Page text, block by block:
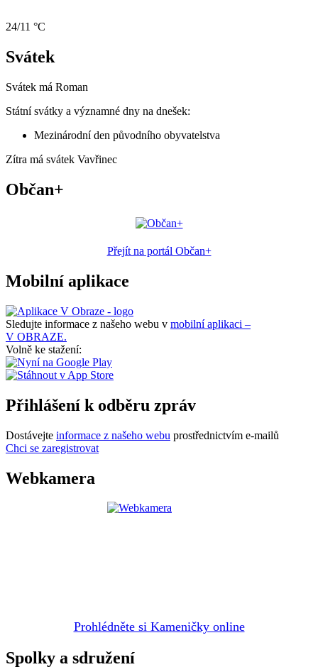
24/11 °C
Svátek
Svátek má Roman
Státní svátky a významné dny na dnešek:
Mezinárodní den původního obyvatelstva
Zítra má svátek Vavřinec
Občan+
Přejít na portál Občan+
Mobilní aplikace
Sledujte informace z našeho webu v mobilní aplikaci –
V OBRAZE.
Volně ke stažení:
Přihlášení k odběru zpráv
Dostávejte informace z našeho webu prostřednictvím e-mailů
Chci se zaregistrovat
Webkamera
Prohlédněte si Kameničky online
Spolky a sdružení